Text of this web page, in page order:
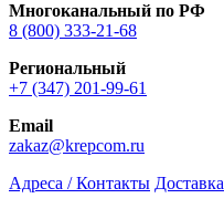
Многоканальный по РФ
8 (800) 333‑21-68
Региональный
+7 (347) 201-99-61
Email
zakaz@krepcom.ru
Адреса / Контакты Доставка